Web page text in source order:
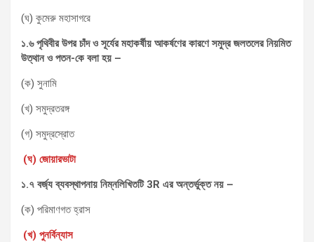
(ঘ) কুমেরু মহাসাগরে
১.৬ পৃথিবীর উপর চাঁদ ও সূর্যের মহাকর্ষীয় আকর্ষণের কারণে সমুদ্র জলতলের নিয়মিত
উত্থান ও পতন-কে বলা হয় –
(ক) সুনামি
(খ) সমুদ্রতরঙ্গ
(গ) সমুদ্রস্রোত
(ঘ) জোয়ারভাটা
১.৭ বর্জ্য ব্যবস্থাপনায় নিম্নলিখিতটি 3R এর অন্তর্ভুক্ত নয় –
(ক) পরিমাণগত হ্রাস
(খ) পুনর্বিন্যাস